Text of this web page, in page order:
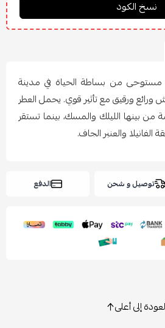
مستوحى من بساطة الحياة في مدينة
ورائع ورقيق مع تأثير قوي. يحمل العطر
من بينها الليلك والمسك، بينما تستقر
الفانيلا والعنبر الجاف.
توصيل و شحن الدفع
إلى أعلى